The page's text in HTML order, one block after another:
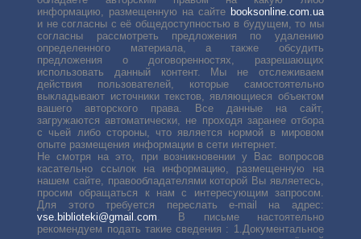
информацию, размещенную на сайте booksonline.com.ua
и не согласны с её общедоступностью в будущем, то мы
согласны рассмотреть предложения по удалению
определенного материала, а также обсудить
предложения о договоренностях, разрешающих
использовать данный контент. Мы не отслеживаем
действия пользователей, которые самостоятельно
выкладывают источники текстов, являющиеся объектом
вашего авторского права. Все данные на сайт,
загружаются автоматически, не проходя заранее отбора
с чьей либо стороны, что является нормой в мировом
опыте размещения информации в сети интернет.
Не смотря на это, при возникновении у Вас вопросов
касательно ссылок на информацию, размещенную на
нашем сайте, правообладателями которой Вы являетесь,
просим обращаться к нам с интересующим запросом.
Для этого требуется переслать е-mail на адрес:
vse.biblioteki@gmail.com . В письме настоятельно
рекомендуем подать такие сведения : 1.Документальное